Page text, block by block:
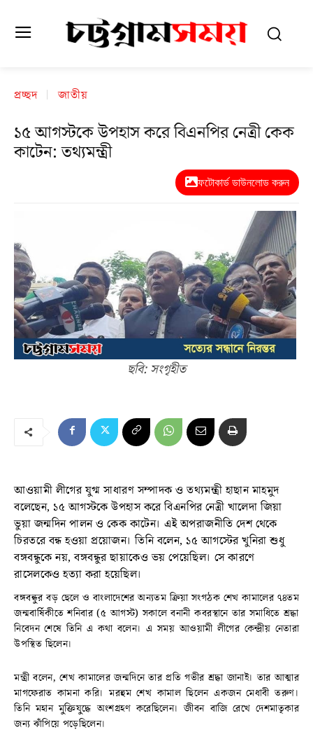
প্রচ্ছদ জাতীয়
১৫ আগস্টকে উপহাস করে বিএনপির নেত্রী কেক
কাটেন: তথ্যমন্ত্রী
ফটোকার্ড ডাউনলোড করুন
ছবি: সংগৃহীত
আওয়ামী লীগের যুগ্ম সাধারণ সম্পাদক ও তথ্যমন্ত্রী হাছান মাহমুদ
বলেছেন, ১৫ আগস্টকে উপহাস করে বিএনপির নেত্রী খালেদা জিয়া
ভুয়া জন্মদিন পালন ও কেক কাটেন। এই অপরাজনীতি দেশ থেকে
চিরতরে বন্ধ হওয়া প্রয়োজন। তিনি বলেন, ১৫ আগস্টের খুনিরা শুধু
বঙ্গবন্ধুকে নয়, বঙ্গবন্ধুর ছায়াকেও ভয় পেয়েছিল। সে কারণে
রাসেলকেও হত্যা করা হয়েছিল।
বঙ্গবন্ধুর বড় ছেলে ও বাংলাদেশের অন্যতম ক্রিয়া সংগঠক শেখ কামালের ৭৪তম
জন্মবার্ষিকীতে শনিবার (৫ আগস্ট) সকালে বনানী কবরস্থানে তার সমাধিতে শ্রদ্ধা
নিবেদন শেষে তিনি এ কথা বলেন। এ সময় আওয়ামী লীগের কেন্দ্রীয় নেতারা
উপস্থিত ছিলেন।
মন্ত্রী বলেন, শেখ কামালের জন্মদিনে তার প্রতি গভীর শ্রদ্ধা জানাই। তার আত্মার
মাগফেরাত কামনা করি। মরহুম শেখ কামাল ছিলেন একজন মেধাবী তরুণ।
তিনি মহান মুক্তিযুদ্ধে অংশগ্রহণ করেছিলেন। জীবন বাজি রেখে দেশমাতৃকার
জন্য ঝাঁপিয়ে পড়েছিলেন।